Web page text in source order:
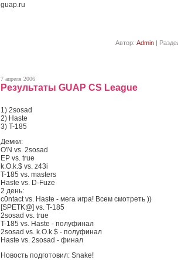
guap.ru
Автор: Admin|
7 апреля 2006
Результаты GUAP CS League
1) 2sosad
2) Haste
3) T-185
Демки:
O'N vs. 2sosad
EP vs. true
k.O.k.$ vs. z43i
T-185 vs. masters
Haste vs. D-Fuze
2 день:
c0ntact vs. Haste - мега игра! Всем смотреть ))
[SPETK@] vs. T-185
2sosad vs. true
T-185 vs. Haste - полуфинал
2sosad vs. k.O.k.$ - полуфинал
Haste vs. 2sosad - финал
Новость подготовил: Snake!